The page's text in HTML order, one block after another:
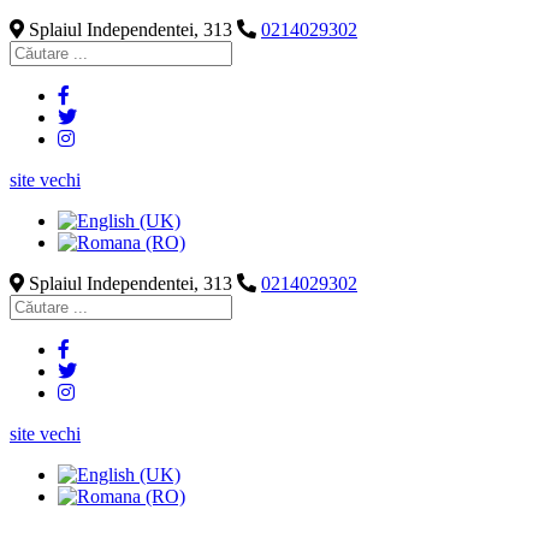
Splaiul Independentei, 313
0214029302
site vechi
Splaiul Independentei, 313 0214029302
site vechi